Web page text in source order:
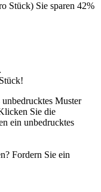
Stück) Sie sparen 42%
Muster
Sie die
ein unbedrucktes
Fordern Sie ein